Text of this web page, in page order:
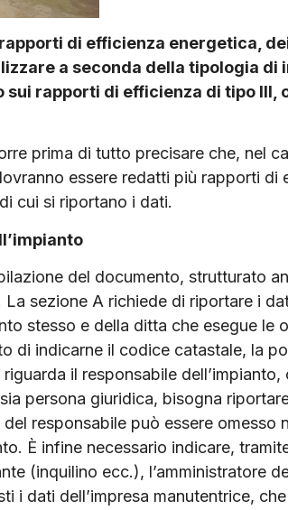
di efficienza energetica,
a seconda della tipologia di
sui rapporti di efficienza di tipo
prima di tutto precisare che, nel
essere redatti più rapporti
cui si riportano i dati.
del documento, strutturato
sezione A richiede di riportare i
stesso e della ditta che esegue
di indicarne il codice catastale, la
il responsabile
persona giuridica, bisogna
del responsabile può essere
È infine necessario indicare,
(inquilino ecc.), l’amministratore
i dati dell’impresa manutentrice,